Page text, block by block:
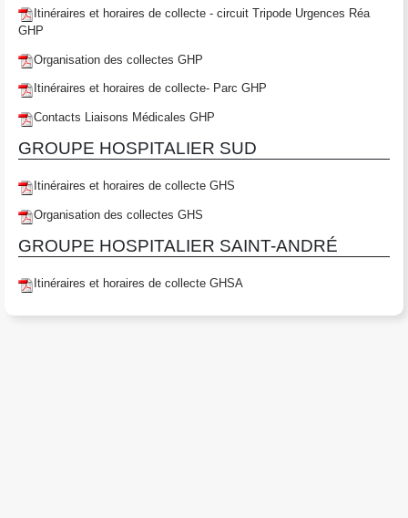
Itinéraires et horaires de collecte - circuit Tripode Urgences Réa
GHP
Organisation des collectes GHP
Itinéraires et horaires de collecte- Parc GHP
Contacts Liaisons Médicales GHP
GROUPE HOSPITALIER SUD
Itinéraires et horaires de collecte GHS
Organisation des collectes GHS
GROUPE HOSPITALIER SAINT-ANDRÉ
Itinéraires et horaires de collecte GHSA